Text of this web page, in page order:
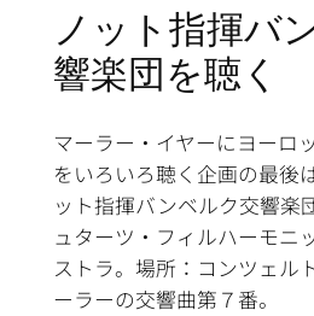
ノット指揮バ
響楽団を聴く
マーラー・イヤーにヨーロ
をいろいろ聴く企画の最後
ット指揮バンベルク交響楽
ュターツ・フィルハーモニ
ストラ。場所：コンツェル
ーラーの交響曲第７番。